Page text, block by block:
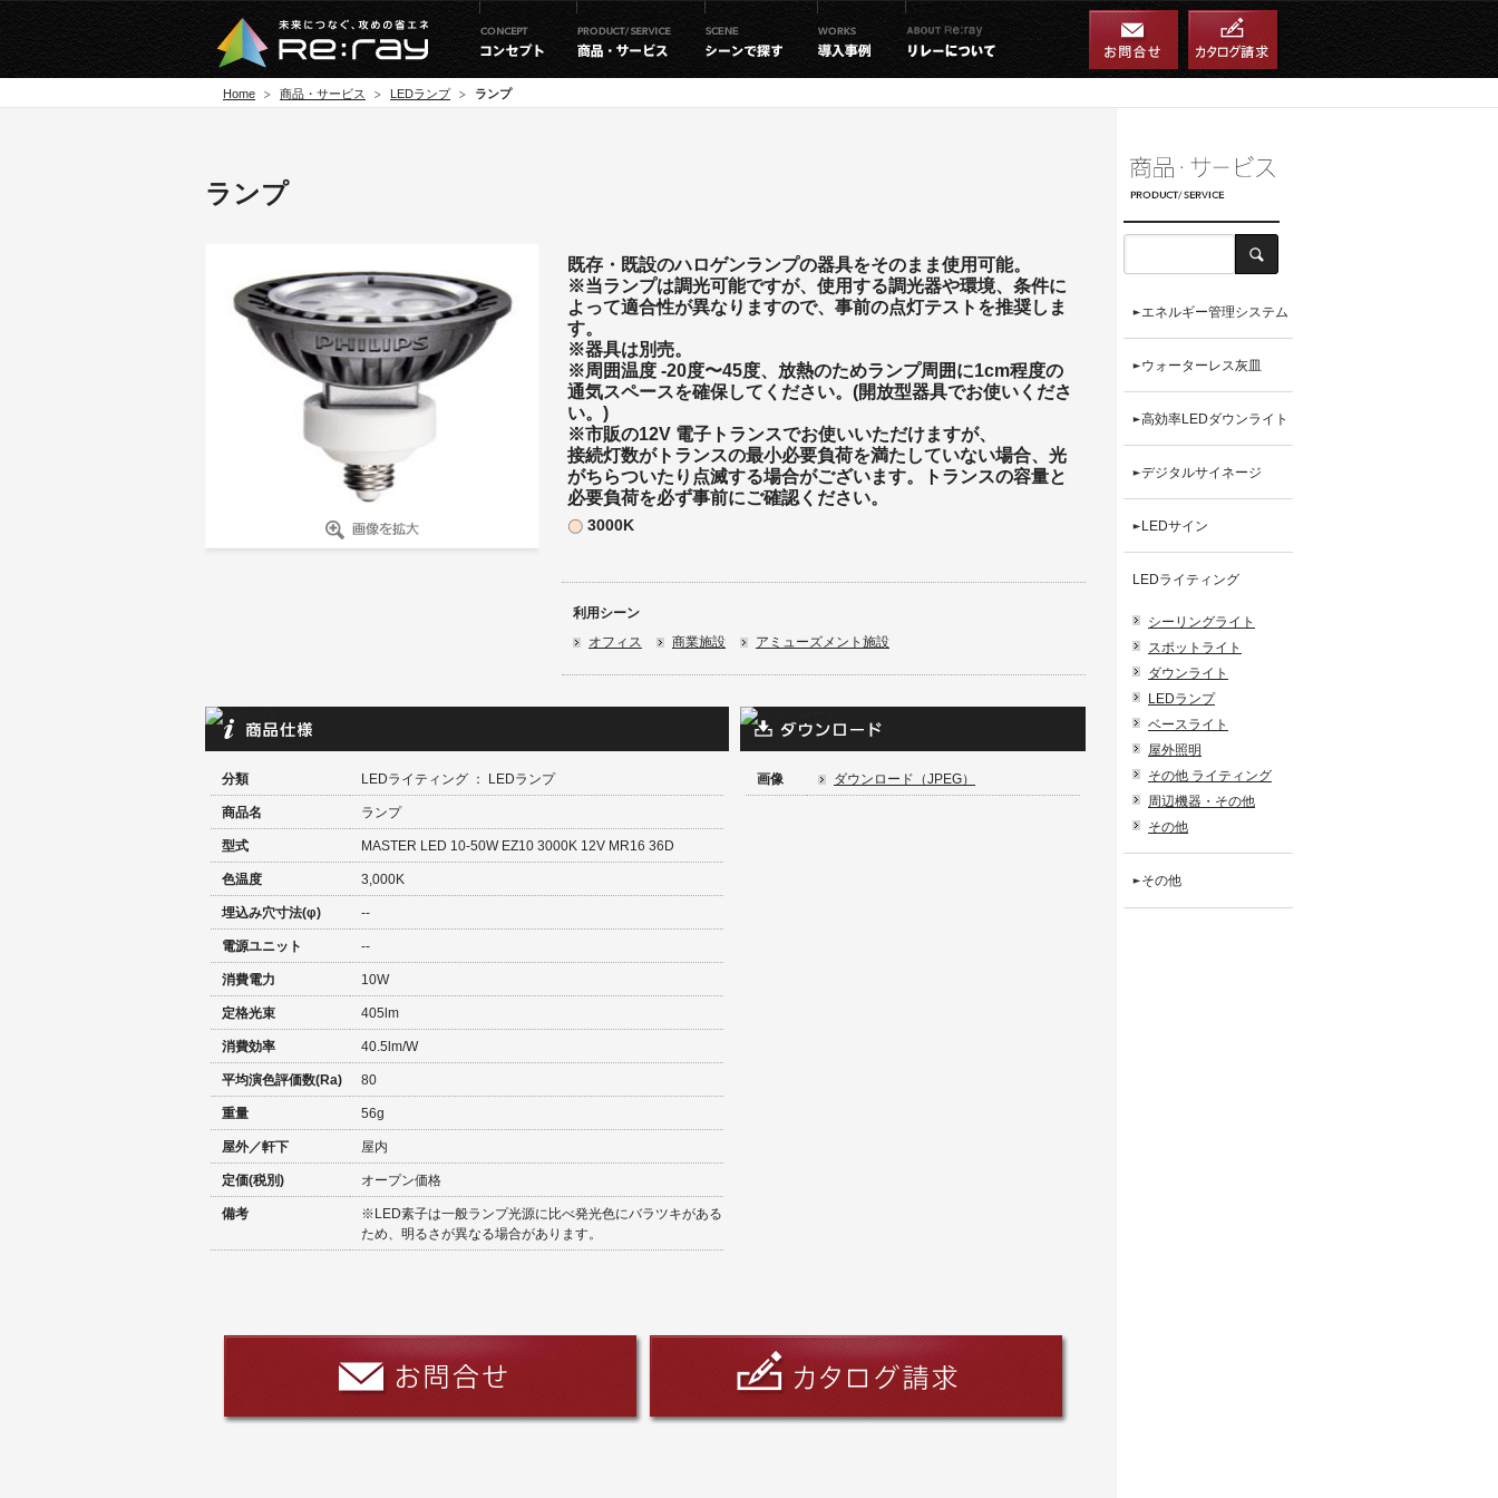
Home 商品・サービス LEDランプ ランプ
ランプ
既存・既設のハロゲンランプの器具をそのまま使用可能。
※当ランプは調光可能ですが、使用する調光器や環境、条件に
よって適合性が異なりますので、事前の点灯テストを推奨しま
す。
※器具は別売。
※周囲温度 -20度〜45度、放熱のためランプ周囲に1cm程度の
通気スペースを確保してください。(開放型器具でお使いくださ
い。)
※市販の12V 電子トランスでお使いいただけますが、
接続灯数がトランスの最小必要負荷を満たしていない場合、光
がちらついたり点滅する場合がございます。トランスの容量と
必要負荷を必ず事前にご確認ください。
3000K
利用シーン
オフィス
商業施設 アミューズメント施設
分類 LEDライティング ： LEDランプ
商品名 ランプ
型式 MASTER LED 10-50W EZ10 3000K 12V MR16 36D
色温度 3,000K
埋込み穴寸法(φ) --
電源ユニット --
消費電力 10W
定格光束 405lm
消費効率 40.5lm/W
平均演色評価数(Ra) 80
重量 56g
屋外／軒下 屋内
定価(税別) オープン価格
備考
※LED素子は一般ランプ光源に比べ発光色にバラツキがある
ため、明るさが異なる場合があります。
画像 ダウンロード（JPEG）
エネルギー管理システム
ウォーターレス灰皿
高効率LEDダウンライト
デジタルサイネージ
LEDサイン
LEDライティング
シーリングライト
スポットライト
ダウンライト
LEDランプ
ベースライト
屋外照明
その他 ライティング
周辺機器・その他
その他
その他